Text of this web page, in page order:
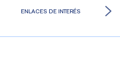
ENLACES DE INTERÉS